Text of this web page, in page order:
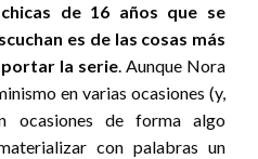
de 16 años que se
es de las cosas más
la serie. Aunque Nora
en varias ocasiones (y,
ocasiones de forma algo
con palabras un